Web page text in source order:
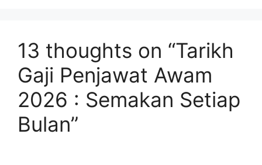
13 thoughts on “Tarikh
Gaji Penjawat Awam
2026 : Semakan Setiap
Bulan”